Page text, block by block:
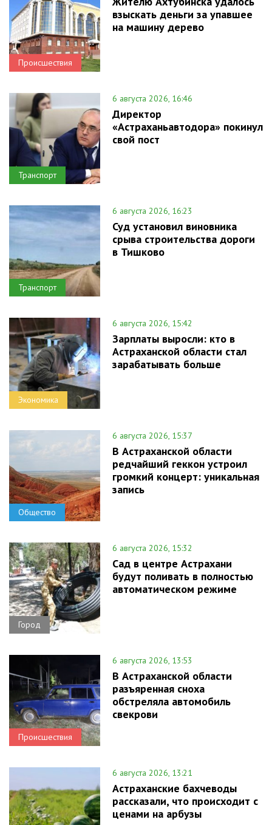
Происшествия
взыскать деньги за упавшее
на машину дерево
Транспорт
6 августа 2026, 16:46
Директор
«Астраханьавтодора» покинул
свой пост
Транспорт
6 августа 2026, 16:23
Суд установил виновника
срыва строительства дороги
в Тишково
Экономика
6 августа 2026, 15:42
Зарплаты выросли: кто в
Астраханской области стал
зарабатывать больше
Общество
6 августа 2026, 15:37
В Астраханской области
редчайший геккон устроил
громкий концерт: уникальная
запись
Город
6 августа 2026, 15:32
Сад в центре Астрахани
будут поливать в полностью
автоматическом режиме
Происшествия
6 августа 2026, 13:53
В Астраханской области
разъяренная сноха
обстреляла автомобиль
свекрови
6 августа 2026, 13:21
Астраханские бахчеводы
рассказали, что происходит с
ценами на арбузы